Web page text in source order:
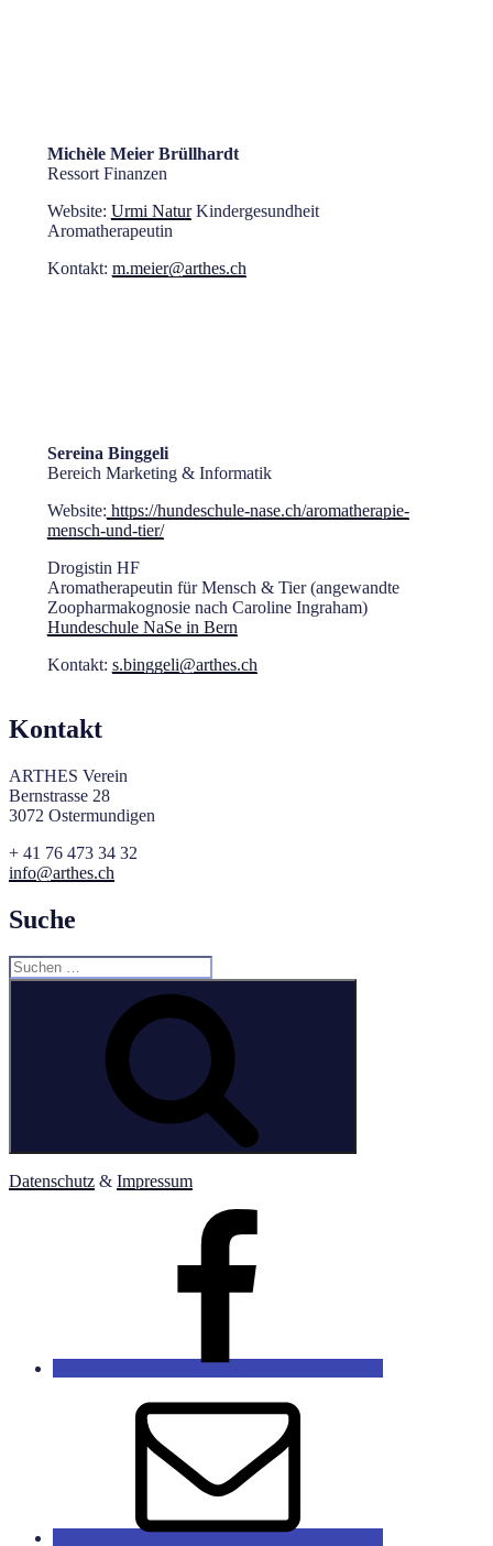
Michèle Meier Brüllhardt
Ressort Finanzen
Website: Urmi NaturKindergesundheit
Aromatherapeutin
Kontakt: m.meier@arthes.ch
Sereina Binggeli
Bereich Marketing & Informatik
Website: https://hundeschule-nase.ch/aromatherapie-
mensch-und-tier/
Drogistin HF
Aromatherapeutin für Mensch & Tier (angewandte
Zoopharmakognosie nach Caroline Ingraham)
Hundeschule NaSe in Bern
Kontakt: s.binggeli@arthes.ch
Kontakt
ARTHES Verein
Bernstrasse 28
3072 Ostermundigen
+ 41 76 473 34 32
info@arthes.ch
Suche
Suchen
nach:
Datenschutz & Impressum